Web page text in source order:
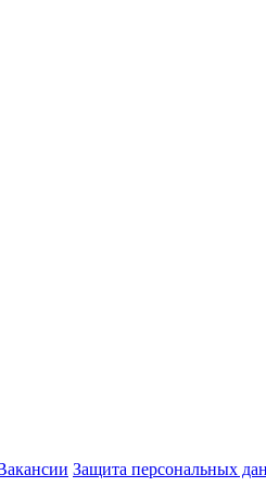
Защита персональных